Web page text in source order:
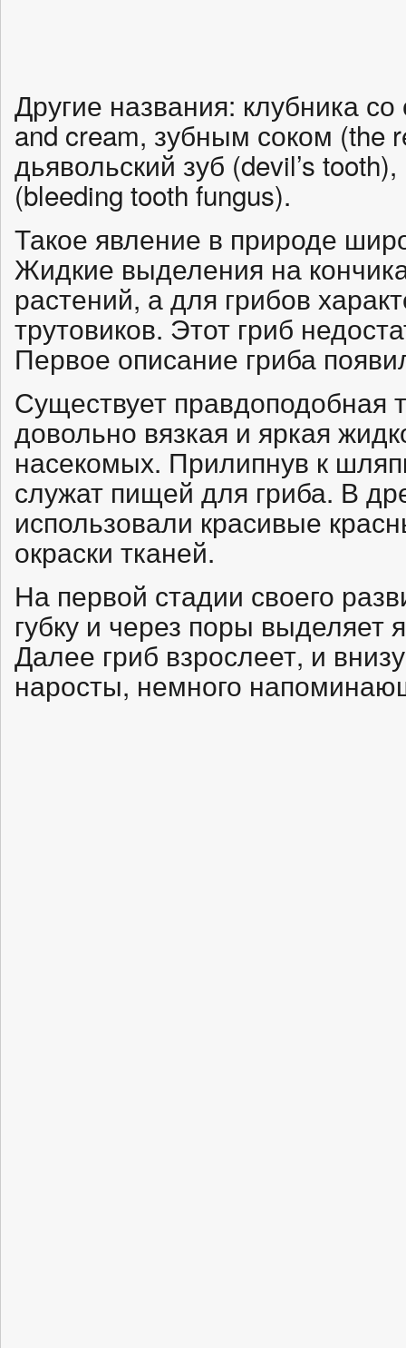
Другие названия: клубника
and cream, зубным соком (the
дьявольский зуб (devil’s
(bleeding tooth fungus).
Такое явление в природе
Жидкие выделения на
растений, а для грибов
трутовиков. Этот гриб
Первое описание гриба
Существует правдоподобная
довольно вязкая и яркая
насекомых. Прилипнув к
служат пищей для гриба. В
использовали красивые
окраски тканей.
На первой стадии своего
губку и через поры выделяет
Далее гриб взрослеет, и
наросты, немного